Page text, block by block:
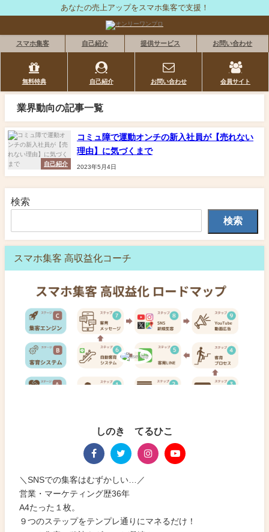
あなたの売上アップをスマホ集客で支援！
スマホ集客 自己紹介 提供サービス お問い合わせ
無料特典 自己紹介 お問い合わせ 会員サイト
業界動向の記事一覧
自己紹介
コミュ障で運動オンチの新入社員が【売れない
理由】に気づくまで
2023年5月4日
検索
検索
スマホ集客 高収益化コーチ
しのき てるひこ
＼SNSでの集客はむずかしい…／
営業・マーケティング歴36年
A4たった１枚。
９つのステップをテンプレ通りにマネるだけ！